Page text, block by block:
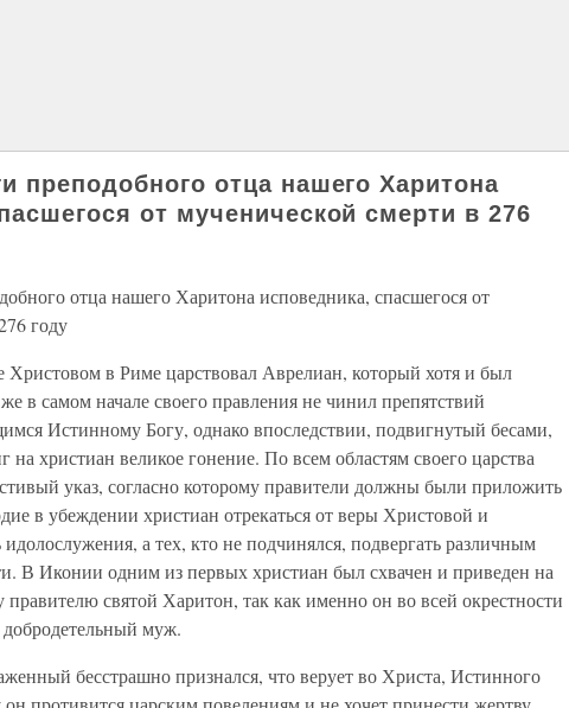
преподобного отца нашего Харитона
от мученической смерти в 276
отца нашего Харитона исповедника, спасшегося от
году
Христовом в Риме царствовал Аврелиан, который хотя и был
в самом начале своего правления не чинил препятствий
Истинному Богу, однако впоследствии, подвигнутый бесами,
на христиан великое гонение. По всем областям своего царства
указ, согласно которому правители должны были приложить
в убеждении христиан отрекаться от веры Христовой и
идолослужения, а тех, кто не подчинялся, подвергать различным
В Иконии одним из первых христиан был схвачен и приведен на
святой Харитон, так как именно он во всей окрестности
муж.
бесстрашно признался, что верует во Христа, Истинного